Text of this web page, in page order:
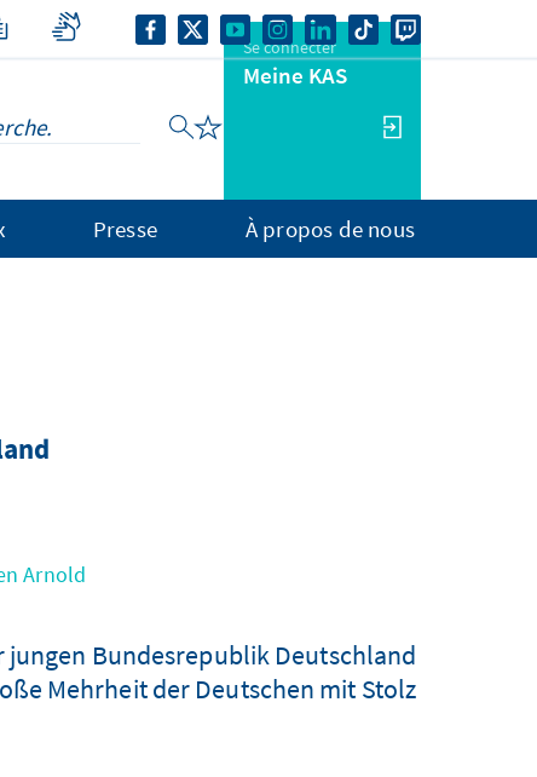
Se connecter
Meine KAS
Presse À propos de nous
Arnold
jungen Bundesrepublik Deutschland
Mehrheit der Deutschen mit Stolz